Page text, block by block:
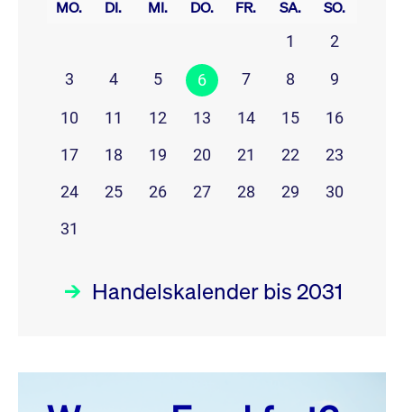
MO. DI. MI. DO. FR. SA. SO.
1
2
3
4 5 6 7 8 9
10 11 12 13 14 15
16
17
18 19 20 21 22
23
24
25 26 27 28 29
30
31
Handelskalender bis 2031
August 26